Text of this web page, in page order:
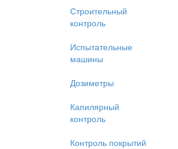
Строительный
контроль
Испытательные
машины
Дозиметры
Капилярный
контроль
Контроль покрытий